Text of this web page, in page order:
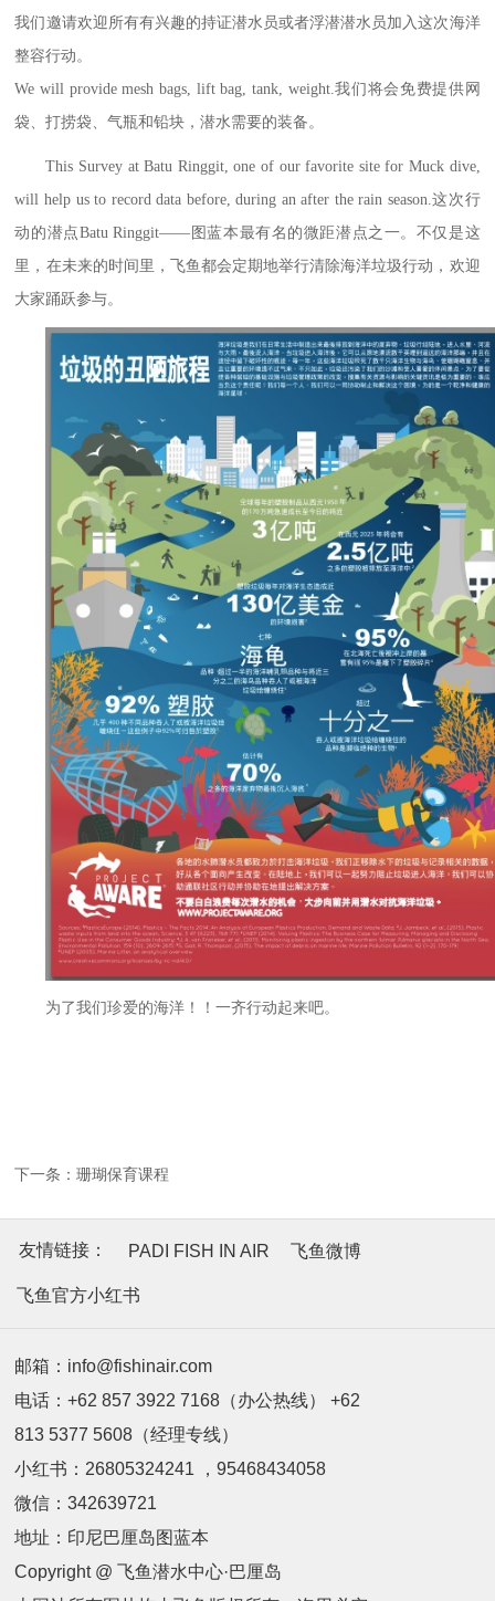
我们邀请欢迎所有有兴趣的持证潜水员或者浮潜潜水员加入这次海洋
整容行动。
We will provide mesh bags, lift bag, tank, weight.我们将会免费提供网
袋、打捞袋、气瓶和铅块，潜水需要的装备。
This Survey at Batu Ringgit, one of our favorite site for Muck dive,
will help us to record data before, during an after the rain season.这次行
动的潜点Batu Ringgit——图蓝本最有名的微距潜点之一。不仅是这
里，在未来的时间里，飞鱼都会定期地举行清除海洋垃圾行动，欢迎
大家踊跃参与。
为了我们珍爱的海洋！！一齐行动起来吧。
下一条：珊瑚保育课程
友情链接： PADI FISH IN AIR 飞鱼微博
飞鱼官方小红书
邮箱：info@fishinair.com
电话：+62 857 3922 7168（办公热线） +62
813 5377 5608（经理专线）
小红书：26805324241 ，95468434058
微信：342639721
地址：印尼巴厘岛图蓝本
Copyright @ 飞鱼潜水中心·巴厘岛